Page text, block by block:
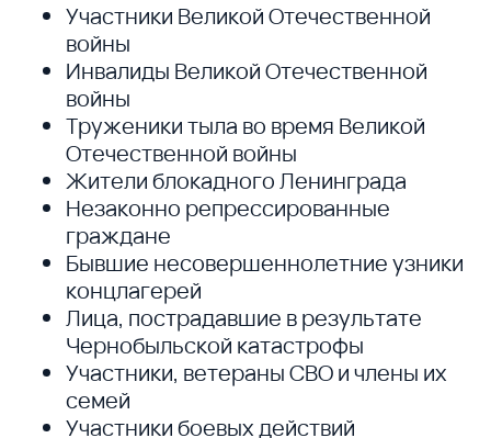
Участники Великой Отечественной
войны
Инвалиды Великой Отечественной
войны
Труженики тыла во время Великой
Отечественной войны
Жители блокадного Ленинграда
Незаконно репрессированные
граждане
Бывшие несовершеннолетние узники
концлагерей
Лица, пострадавшие в результате
Чернобыльской катастрофы
Участники, ветераны СВО и члены их
семей
Участники боевых действий